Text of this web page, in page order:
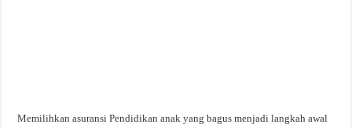
Memilihkan asuransi Pendidikan anak yang bagus menjadi langkah awal